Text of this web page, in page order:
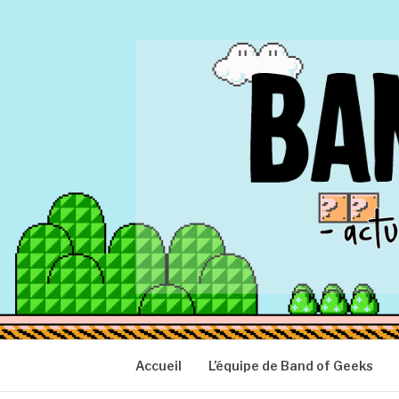
BAND OF
Actu Geek d'hier et d'aujourd'hui
Accueil L’équipe de Band of Geeks